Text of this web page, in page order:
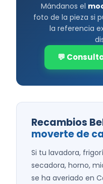
Mándanos el
foto de la pieza si
la referencia
💬
Recambios
moverte de
Si tu lavadora,
secadora, horno,
se ha averiado en